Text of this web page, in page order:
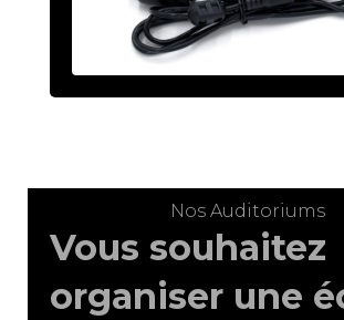
Nos Auditoriums
Vous souhaitez
organiser une